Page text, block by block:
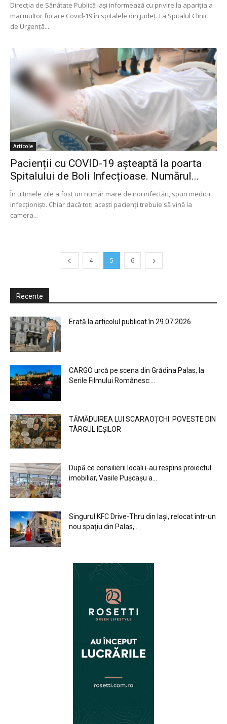
Direcţia de Sănătate Publică Iaşi informează cu privire la apariţia a
mai multor focare Covid-19 în spitalele din județ. La Spitalul Clinic
de Urgență...
Articole
Pacienții cu COVID-19 așteaptă la poarta
Spitalului de Boli Infecțioase. Numărul...
În ultimele zile a fost un număr mare de noi infectări, spun medicii
infecționiști. Chiar dacă toți acești pacienți trebuie să vină la
camera...
4 5 6
Recente
Erată la articolul publicat în 29.07.2026
CARGO urcă pe scena din Grădina Palas, la
Serile Filmului Românesc:...
TĂMĂDUIREA LUI SCARAOȚCHI: POVESTE DIN
TÂRGUL IEȘILOR
După ce consilierii locali i-au respins proiectul
imobiliar, Vasile Pușcașu a...
Singurul KFC Drive-Thru din Iași, relocat într-un
nou spaţiu din Palas,...